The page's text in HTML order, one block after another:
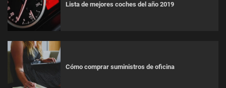
Lista de mejores coches del año 2019
Cómo comprar suministros de oficina